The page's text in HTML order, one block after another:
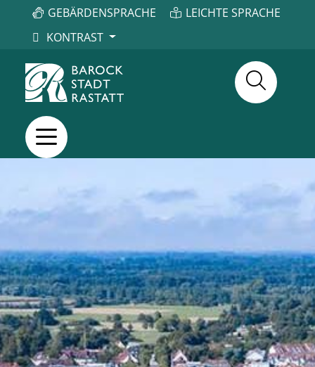
GEBÄRDENSPRACHE
LEICHTE SPRACHE
KONTRAST